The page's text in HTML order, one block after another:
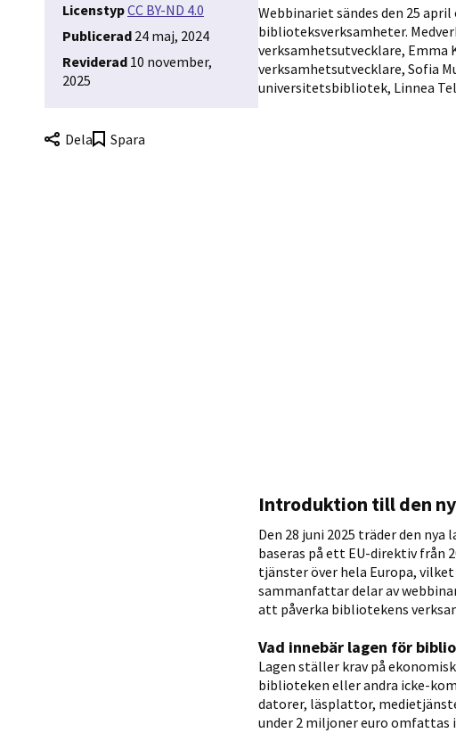
LicenstypCC BY-ND 4.0
Publicerad 24 maj, 2024
Reviderad 10 november,
2025
Dela Spara
Webbinariet sändes den 25
biblioteksverksamheter.
verksamhetsutvecklare,
verksamhetsutvecklare, Sofia
universitetsbibliotek, Linnea
Introduktion till den
Den 28 juni 2025 träder den nya
baseras på ett EU-direktiv från
tjänster över hela Europa,
sammanfattar delar av
att påverka bibliotekens
Vad innebär lagen för
Lagen ställer krav på
biblioteken eller andra icke-
datorer, läsplattor,
under 2 miljoner euro omfattas